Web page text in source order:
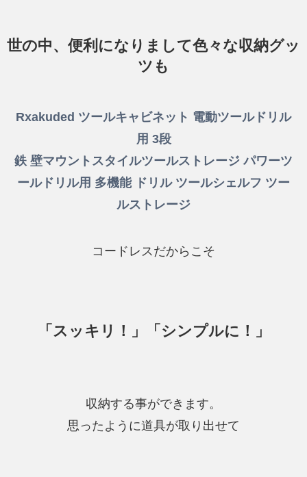
世の中、便利になりまして色々な収納グッ
ツも
Rxakuded ツールキャビネット 電動ツールドリル
用 3段
鉄 壁マウントスタイルツールストレージ パワーツ
ールドリル用 多機能 ドリル ツールシェルフ ツー
ルストレージ
コードレスだからこそ
「スッキリ！」「シンプルに！」
収納する事ができます。
思ったように道具が取り出せて